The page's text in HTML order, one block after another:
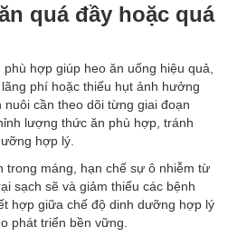
quá đầy hoặc quá
hợp giúp heo ăn uống hiệu quả,
phí hoặc thiếu hụt ảnh hưởng
cần theo dõi từng giai đoạn
lượng thức ăn phù hợp, tránh
hợp lý.
trong máng, hạn chế sự ô nhiễm từ
sạch sẽ và giảm thiểu các bệnh
hợp giữa chế độ dinh dưỡng hợp lý
phát triển bền vững.